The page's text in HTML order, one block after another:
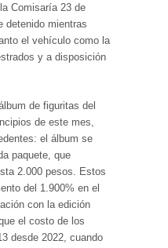
Comisaría 23 de
detenido mientras
el vehículo como la
y a disposición
de figuritas del
de este mes,
el álbum se
paquete, que
2.000 pesos. Estos
del 1.900% en el
con la edición
el costo de los
desde 2022, cuando